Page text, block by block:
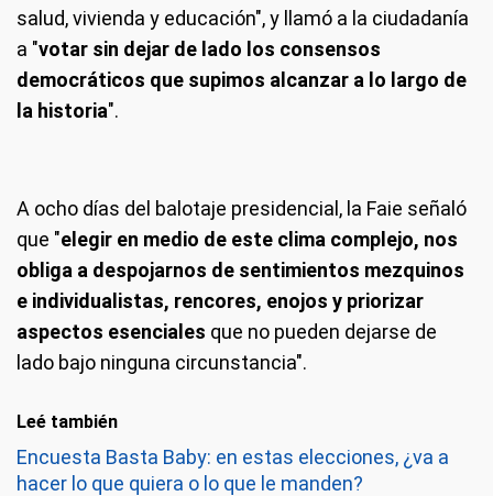
salud, vivienda y educación", y llamó a la ciudadanía
a "votar sin dejar de lado los consensos
democráticos que supimos alcanzar a lo largo de
la historia".
A ocho días del balotaje presidencial, la Faie señaló
que "elegir en medio de este clima complejo, nos
obliga a despojarnos de sentimientos mezquinos
e individualistas, rencores, enojos y priorizar
aspectos esenciales que no pueden dejarse de
lado bajo ninguna circunstancia".
Leé también
Encuesta Basta Baby: en estas elecciones, ¿va a
hacer lo que quiera o lo que le manden?